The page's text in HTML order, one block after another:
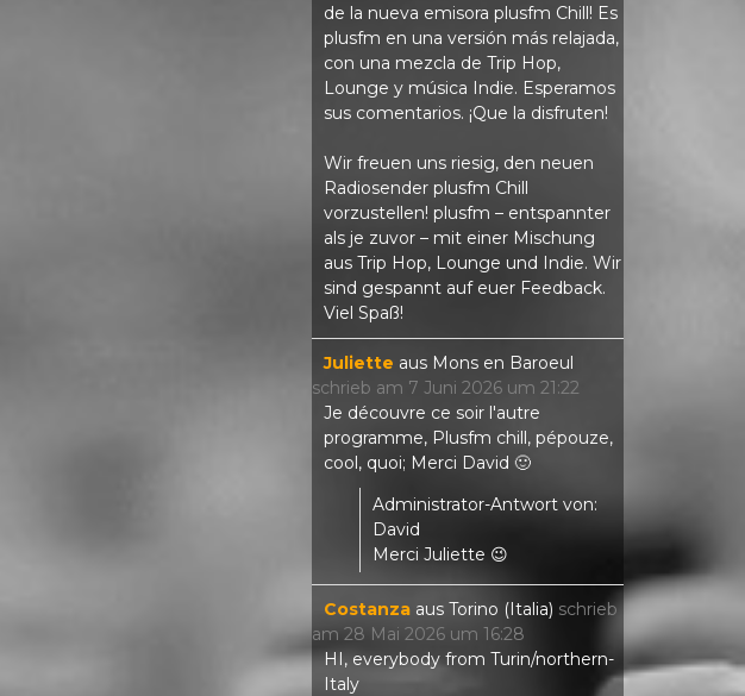
de la nueva emisora ​​plusfm Chill! Es
plusfm en una versión más relajada,
con una mezcla de Trip Hop,
Lounge y música Indie. Esperamos
sus comentarios. ¡Que la disfruten!
Wir freuen uns riesig, den neuen
Radiosender plusfm Chill
vorzustellen! plusfm – entspannter
als je zuvor – mit einer Mischung
aus Trip Hop, Lounge und Indie. Wir
sind gespannt auf euer Feedback.
Viel Spaß!
Juliette aus Mons en Baroeul
schrieb am 7 Juni 2026 um 21:22
Je découvre ce soir l'autre
programme, Plusfm chill, pépouze,
cool, quoi; Merci David 🙂
Administrator-Antwort von:
David
Merci Juliette 😉
Costanza aus Torino (Italia) schrieb
am 28 Mai 2026 um 16:28
HI, everybody from Turin/northern-
Italy